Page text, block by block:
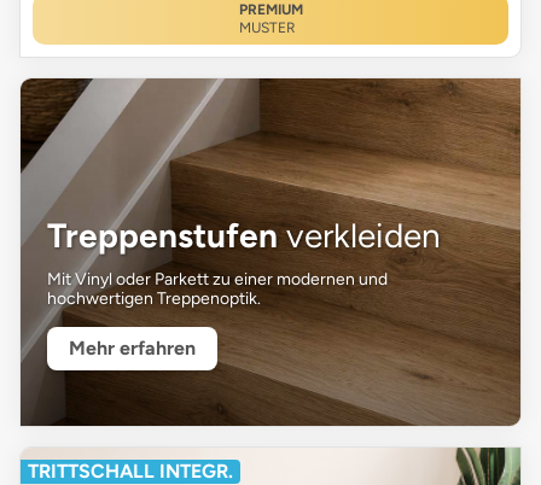
PREMIUM
MUSTER
Treppenstufenverkleiden
Mit Vinyl oder Parkett zu einer modernen und
hochwertigen Treppenoptik.
Mehr erfahren
TRITTSCHALL INTEGR.